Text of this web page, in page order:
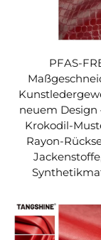
PFAS-
neuem Design
Krokodil-
Rayon-